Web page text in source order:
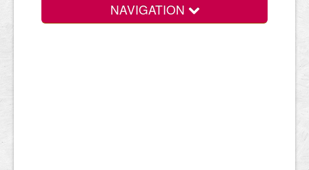
NAVIGATION